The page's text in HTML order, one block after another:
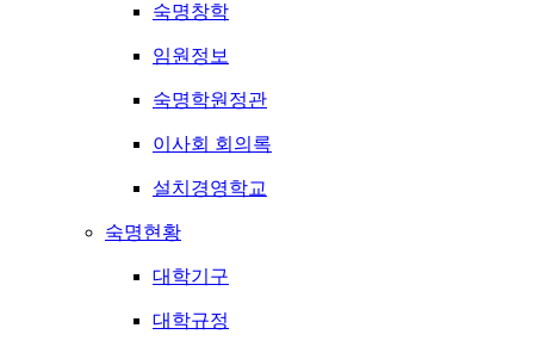
숙명창학
임원정보
숙명학원정관
이사회 회의록
설치경영학교
숙명현황
대학기구
대학규정